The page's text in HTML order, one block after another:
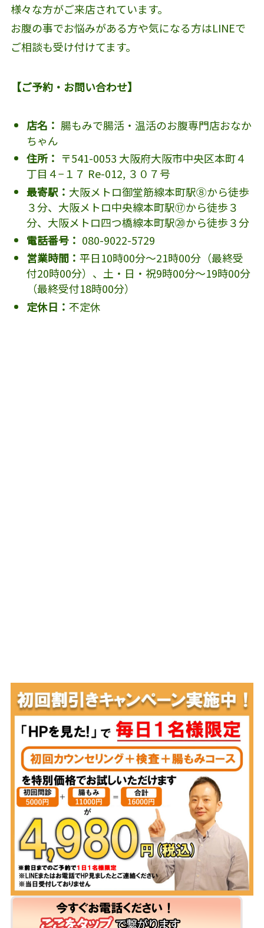
様々な方がご来店されています。
お腹の事でお悩みがある方や気になる方はLINEで
ご相談も受け付けてます。
【ご予約・お問い合わせ】
店名： 腸もみで腸活・温活のお腹専門店おなか
ちゃん
住所： 〒541-0053 大阪府大阪市中央区本町４
丁目４−１７ Re-012, ３０７号
最寄駅： 大阪メトロ御堂筋線本町駅⑧から徒歩
３分、大阪メトロ中央線本町駅⑰から徒歩３
分、大阪メトロ四つ橋線本町駅⑳から徒歩３分
電話番号： 080-9022-5729
営業時間： 平日10時00分～21時00分（最終受
付20時00分）、土・日・祝9時00分～19時00分
（最終受付18時00分）
定休日： 不定休